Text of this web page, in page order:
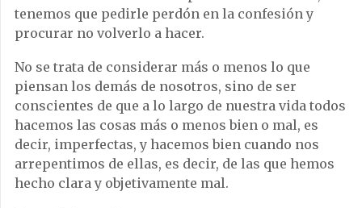
tenemos que pedirle perdón en la confesión y
procurar no volverlo a hacer.
No se trata de considerar más o menos lo que
piensan los demás de nosotros, sino de ser
conscientes de que a lo largo de nuestra vida todos
hacemos las cosas más o menos bien o mal, es
decir, imperfectas, y hacemos bien cuando nos
arrepentimos de ellas, es decir, de las que hemos
hecho clara y objetivamente mal.